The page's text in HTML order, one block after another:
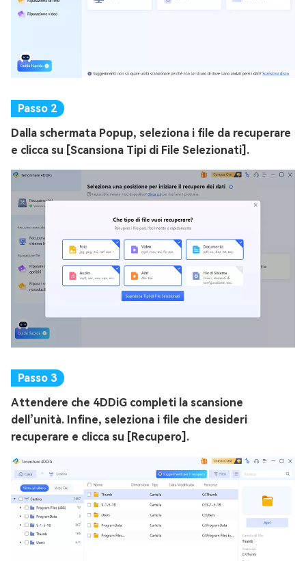
Dalla schermata Popup, seleziona i file da recuperare
e clicca su [Scansiona Tipi di File Selezionati].
Attendere che 4DDiG completi la scansione
dell’unità. Infine, seleziona i file che desideri
recuperare e clicca su [Recupero].